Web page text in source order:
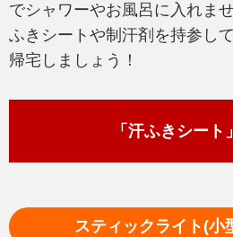
でシャワーやお風呂に入れま
ふきシートや制汗剤を持参し
帰宅しましょう！
「汗ふきシート
スティックライト(小